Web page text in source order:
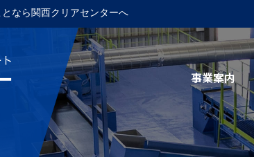
なら関西クリアセンターへ
事業案内